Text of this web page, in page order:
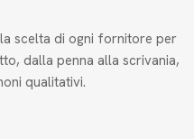
scelta di ogni fornitore per
dalla penna alla scrivania,
qualitativi.